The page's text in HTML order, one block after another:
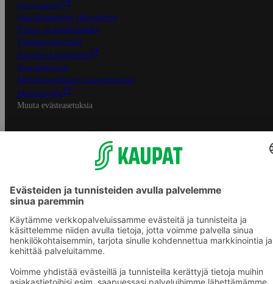
Oiva-raportit
Osuuskauppojen yhteystiedot
Tilaus- ja toimitusehdot
Tietosuojakäytäntö
Palvelun käyttöehdot
Saavutettavuus
Mobiilisovelluksen saavutettavuus
Mainostajalle
Muuta evästeasetuksia
S-ryhmän palvelut
S-ryhmä
Asiakasomistajuus
Yhteishyvä Ruoka -sovellus
S-ostoslista -sovellus
Prisma.fi
Sokos.fi
S-Pankki
Yhteishyvä